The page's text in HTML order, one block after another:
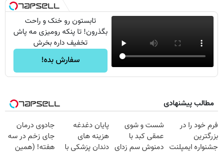
تابستون رو خنک و راحت
بگذرون! تا پنکه رومیزی مه پاش
تخفیف داره بخرش
سفارش بده!
مطالب پیشنهادی
فرم خود را در
بزرگترین
جشنواره ایمپلنت
شست و شوی
عمقی کبد با
دمنوش سم زدای
پایان دغدغه
هزینه های
دندان پزشکی با
جادوی درمان
جای زخم در سه
هفته! (همین